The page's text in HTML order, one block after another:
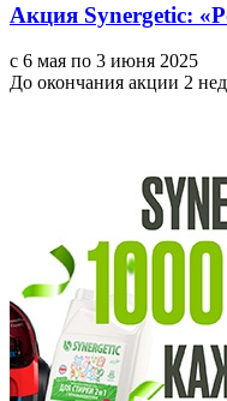
Акция Synergetic:
с 6 мая по 3 июня 2025
До окончания акции 2